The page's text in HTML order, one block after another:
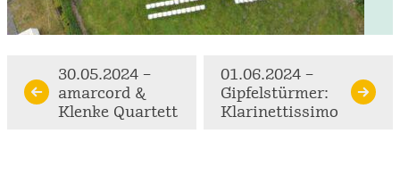
Continue
Reading
30.05.2024 –
amarcord &
Klenke Quartett
01.06.2024 –
Gipfelstürmer:
Klarinettissimo